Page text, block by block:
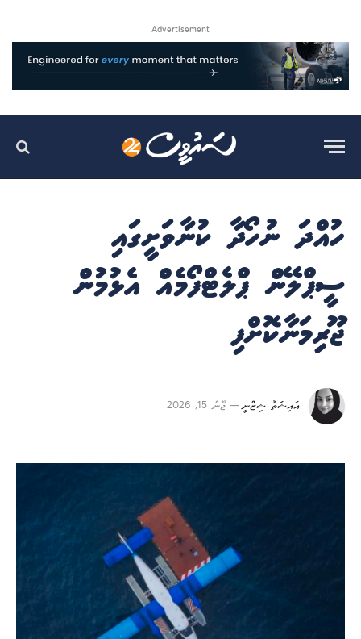
Advertisement
ހުއްދަ ނުހޯދާ ކުނާވަށީގައި
ސީޕްލޭން ޕްލެޓްފޯމެއް އެޅުމުން
ޖޫރިިމަނާކޮށްފި
އައިޝަތު ޝިޒްނީ ޖޫން 15, 2026